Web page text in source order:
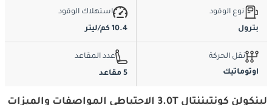
نوع الوقود
بترول
استهلاك الوقود
10.4 كم/ليتر
نقل الحركة
اوتوماتيك
عدد المقاعد
5 مقاعد
لينكولن كونتيننتال 3.0T الاحتياطي المواصفات والميزات